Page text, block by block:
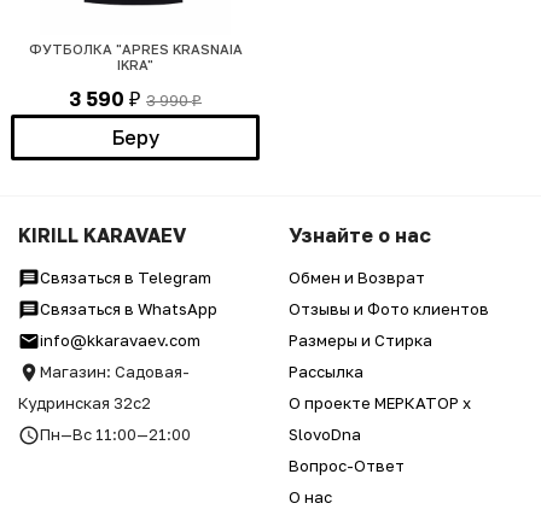
ФУТБОЛКА "APRES KRASNAIA
IKRA"
3 590 ₽ 3 990₽
Беру
KIRILL KARAVAEV
Связаться в Telegram
Связаться в WhatsApp
info@kkaravaev.com
Магазин: Садовая-
Кудринская 32с2
Пн—Вс 11:00—21:00
Узнайте о нас
Обмен и Возврат
Отзывы и Фото клиентов
Размеры и Стирка
Рассылка
О проекте МЕРКАТОР x
SlovoDna
Вопрос-Ответ
О нас